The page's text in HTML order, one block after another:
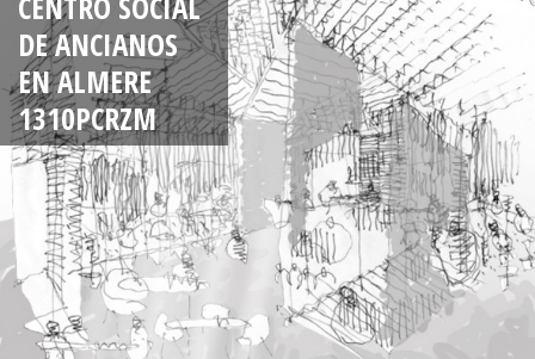
DE ANCIANOS
EN ALMERE
1310PCRZM